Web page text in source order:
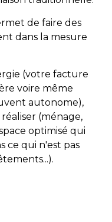
de faire des
dans la mesure
(votre facture
voire même
autonome),
(ménage,
optimisé qui
ce qui n'est pas